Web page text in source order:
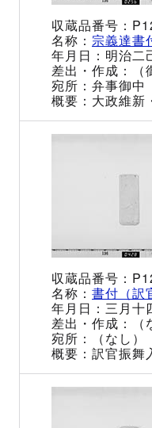
宗義達書
明治二
弁事御中
大政維
書付（訳
三月十
（なし）
訳官振舞